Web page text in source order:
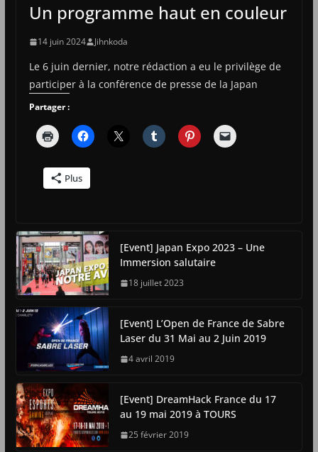
Un programme haut en couleur
14 juin 2024 Jihnkoda
Le 6 juin dernier, notre rédaction a eu le privilège de
participer à la conférence de presse de la Japan
Partager :
Plus
[Event] Japan Expo 2023 – Une
Immersion salutaire
18 juillet 2023
[Event] L’Open de France de Sabre
Laser du 31 Mai au 2 Juin 2019
4 avril 2019
[Event] DreamHack France du 17
au 19 mai 2019 à TOURS
25 février 2019